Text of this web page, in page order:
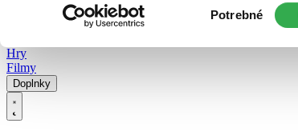
súhlasu
Potrebné
Hry
Filmy
Doplnky